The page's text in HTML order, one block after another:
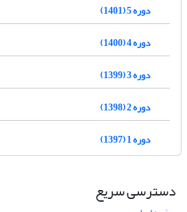
دوره 5 (1401)
دوره 4 (1400)
دوره 3 (1399)
دوره 2 (1398)
دوره 1 (1397)
دسترسی سریع